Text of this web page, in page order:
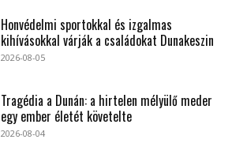
Honvédelmi sportokkal és izgalmas
kihívásokkal várják a családokat Dunakeszin
2026-08-05
Tragédia a Dunán: a hirtelen mélyülő meder
egy ember életét követelte
2026-08-04